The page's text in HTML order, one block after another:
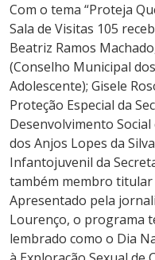
Com o tema “Proteja
Sala de Visitas 105
Beatriz Ramos
(Conselho Municipal
Adolescente); Gisele
Proteção Especial da
Desenvolvimento Social
dos Anjos Lopes da
Infantojuvenil da
também membro titular
Apresentado pela
Lourenço, o programa
lembrado como o Dia